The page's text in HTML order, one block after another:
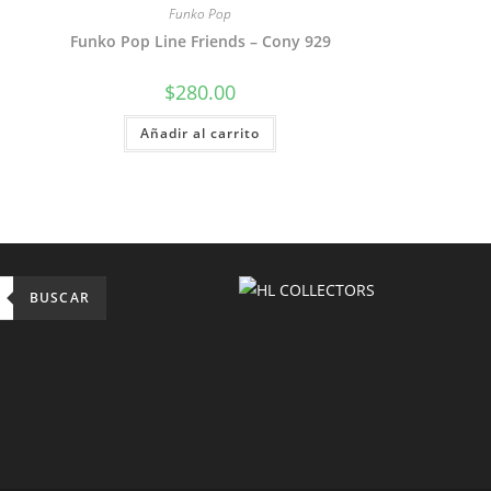
Funko Pop
Funko Pop Line Friends – Cony 929
$280.00
Añadir al carrito
BUSCAR